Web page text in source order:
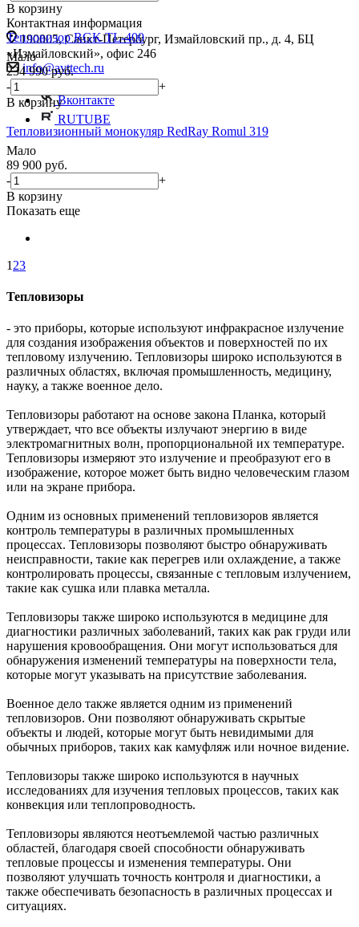
Контактная информация
190005, Санкт-Петербург, Измайловский пр., д. 4, БЦ
«Измайловский», офис 246
info@avttech.ru
Вконтакте
RUTUBE
В корзину
Тепловизор RGK TL-400
Мало
234 990руб.
-
+
В корзину
Тепловизионный монокуляр RedRay Romul 319
Мало
89 900 руб.
-
+
В корзину
Показать еще
1 23
Тепловизоры
- это приборы, которые используют инфракрасное излучение
для создания изображения объектов и поверхностей по их
тепловому излучению. Тепловизоры широко используются в
различных областях, включая промышленность, медицину,
науку, а также военное дело.
Тепловизоры работают на основе закона Планка, который
утверждает, что все объекты излучают энергию в виде
электромагнитных волн, пропорциональной их температуре.
Тепловизоры измеряют это излучение и преобразуют его в
изображение, которое может быть видно человеческим глазом
или на экране прибора.
Одним из основных применений тепловизоров является
контроль температуры в различных промышленных
процессах. Тепловизоры позволяют быстро обнаруживать
неисправности, такие как перегрев или охлаждение, а также
контролировать процессы, связанные с тепловым излучением,
такие как сушка или плавка металла.
Тепловизоры также широко используются в медицине для
диагностики различных заболеваний, таких как рак груди или
нарушения кровообращения. Они могут использоваться для
обнаружения изменений температуры на поверхности тела,
которые могут указывать на присутствие заболевания.
Военное дело также является одним из применений
тепловизоров. Они позволяют обнаруживать скрытые
объекты и людей, которые могут быть невидимыми для
обычных приборов, таких как камуфляж или ночное видение.
Тепловизоры также широко используются в научных
исследованиях для изучения тепловых процессов, таких как
конвекция или теплопроводность.
Тепловизоры являются неотъемлемой частью различных
областей, благодаря своей способности обнаруживать
тепловые процессы и изменения температуры. Они
позволяют улучшать точность контроля и диагностики, а
также обеспечивать безопасность в различных процессах и
ситуациях.